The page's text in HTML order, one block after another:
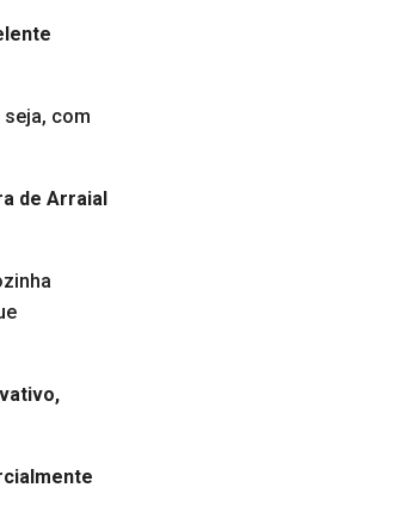
seja, com
de Arraial